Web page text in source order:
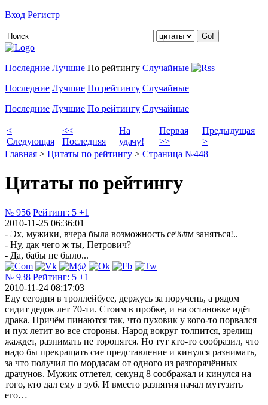
Вход Регистр
Последние Лучшие По рейтингу Случайные
Последние Лучшие По рейтингу Случайные
Последние Лучшие По рейтингу Случайные
<
Следующая
<<
Последняя
На
удачу!
Первая
>>
Предыдущая
>
Главная > Цитаты по рейтингу > Страница №448
Цитаты по рейтингу
№ 956 Рейтинг: 5 +1
2010-11-25 06:36:01
- Эх, мужики, вчера была возможность се%#м заняться!..
- Ну, дак чего ж ты, Петрович?
- Да, бабы не было...
№ 938 Рейтинг: 5 +1
2010-11-24 08:17:03
Еду сегодня в троллейбусе, держусь за поручень, а рядом
сидит дедок лет 70-ти. Стоим в пробке, и на остановке идёт
драка. Причём пинаются так, что пуховик у кого-то порвался
и пух летит во все стороны. Народ вокруг толпится, зрелищ
жаждет, разнимать не торопятся. Но тут кто-то сообразил, что
надо бы прекращать сие представление и кинулся разнимать,
за что получил по мордасам от одного из разгорячённых
драчунов. Мужик отлетел, секунд 8 соображал и кинулся на
того, кто дал ему в зуб. И вместо разнятия начал мутузить
его…